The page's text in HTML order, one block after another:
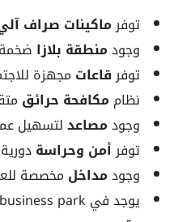
توفرماكينات صراف
وجودمنطقة بلازا
توفرقاعات مجهزة
نظاممكافحة حرائق
وجودمصاعدلتسهيل
توفرأمن وحراسة
وجودمداخل مخصصة
يوجد في iv business park خدمات